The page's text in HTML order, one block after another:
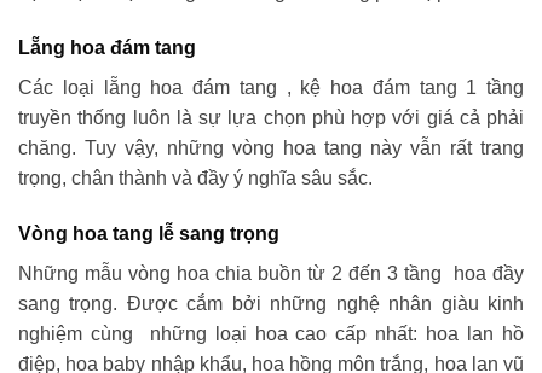
Lẵng hoa đám tang
Các loại lẵng hoa đám tang , kệ hoa đám tang 1 tầng
truyền thống luôn là sự lựa chọn phù hợp với giá cả phải
chăng. Tuy vậy, những vòng hoa tang này vẫn rất trang
trọng, chân thành và đầy ý nghĩa sâu sắc.
Vòng hoa tang lễ sang trọng
Những mẫu vòng hoa chia buồn từ 2 đến 3 tầng hoa đầy
sang trọng. Được cắm bởi những nghệ nhân giàu kinh
nghiệm cùng những loại hoa cao cấp nhất: hoa lan hồ
điệp, hoa baby nhập khẩu, hoa hồng môn trắng, hoa lan vũ